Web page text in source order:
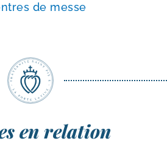
de messe
en relation